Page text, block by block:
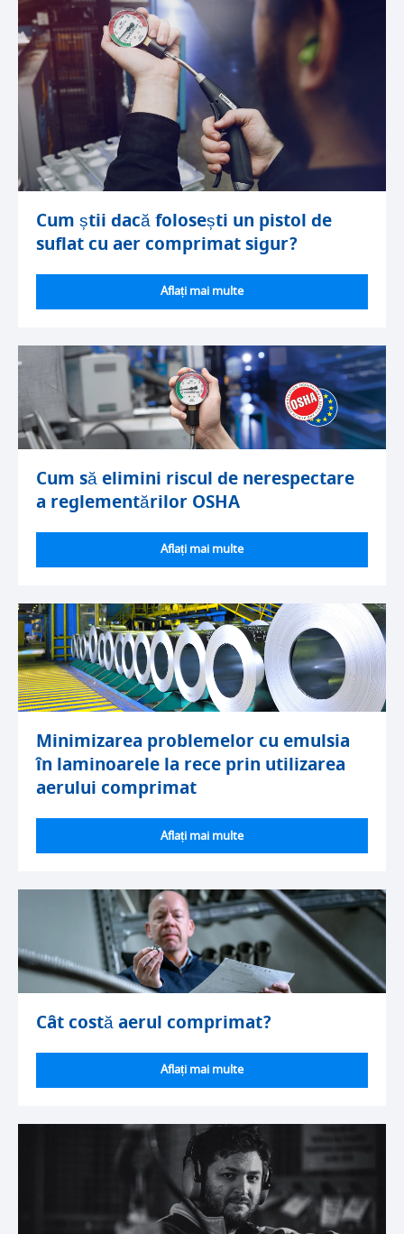
Cum știi dacă folosești un pistol de
suflat cu aer comprimat sigur?
Aflați mai multe
Cum să elimini riscul de nerespectare
a reglementărilor OSHA
Aflați mai multe
Minimizarea problemelor cu emulsia
în laminoarele la rece prin utilizarea
aerului comprimat
Aflați mai multe
Cât costă aerul comprimat?
Aflați mai multe